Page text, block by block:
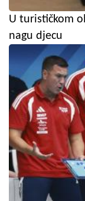
U turističkom
nagu djecu